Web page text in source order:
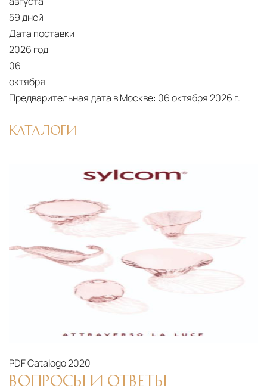
североамериканского сегмента
Другие страны Европы
области
Для клиентов Москвы и МО предусмотрены
месту назначения с соблюдением сроков
Профессиональная выгрузка
квалифицированные грузчики
осуществляют разгрузку с применением
специального оборудования и техники
Подъём на этажи
— доставка мебели и
дверных блоков в квартиры и офисы с
использованием лифтов или монтажных
распаковывают товар и устанавливают его в
указанное место
59 дней
Дата поставки
2026 год
06
октября
Предварительная дата в Москве: 06 октября 2026 г.
КАТАЛОГИ
PDFCatalogo 2020
ВОПРОСЫ И ОТВЕТЫ